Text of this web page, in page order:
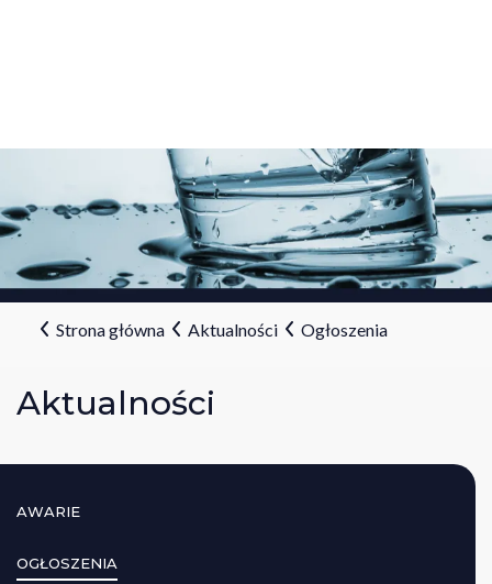
Strona główna Aktualności Ogłoszenia
Aktualności
AWARIE
OGŁOSZENIA